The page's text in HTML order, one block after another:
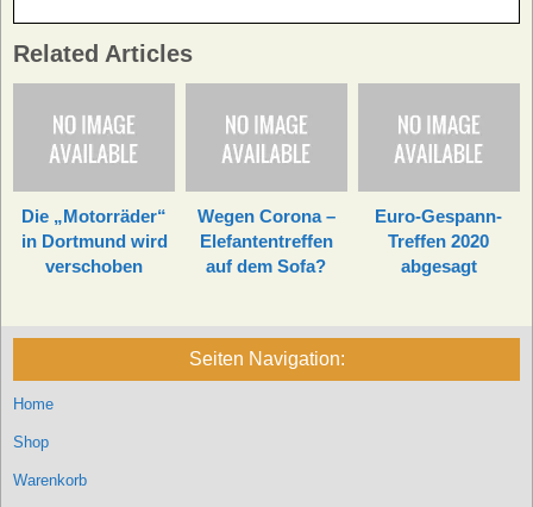
Related Articles
Die „Motorräder“
in Dortmund wird
verschoben
Wegen Corona –
Elefantentreffen
auf dem Sofa?
Euro-Gespann-
Treffen 2020
abgesagt
Seiten Navigation:
Home
Shop
Warenkorb